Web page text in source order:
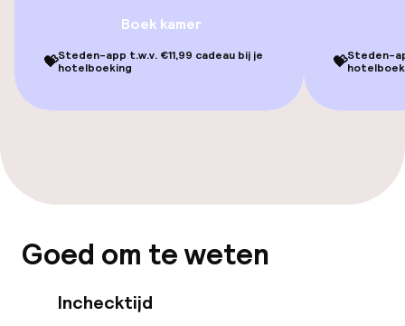
TV lounge
Schoonmaakvoorzieningen
Boek kamer
💝Steden-app t.w.v. €11,99 cadeau bij je
hotelboeking
💝Steden-
Goed om te weten
Inchecktijd